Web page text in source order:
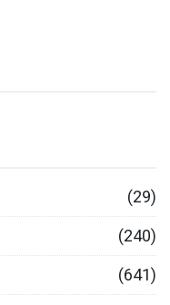
(29)
(240)
(641)